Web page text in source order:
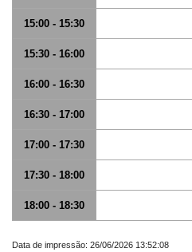
15:00 - 15:30
15:30 - 16:00
16:00 - 16:30
16:30 - 17:00
17:00 - 17:30
17:30 - 18:00
18:00 - 18:30
Data de impressão: 26/06/2026 13:52:08